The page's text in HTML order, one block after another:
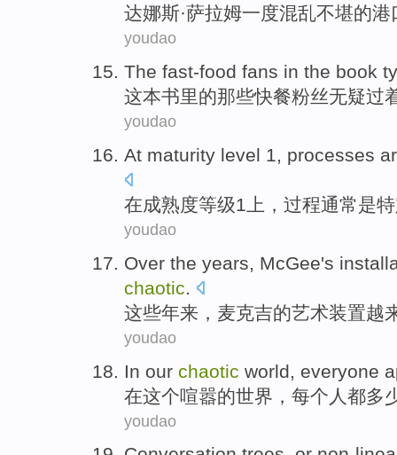
达娜斯·萨拉姆一度混乱不堪的港
youdao
The fast-food fans in the book
这本书里的那些快餐粉丝无疑过
youdao
At maturity level 1, processes
在成熟度等级1 上， 过程通常是
youdao
Over the years, McGee's
chaotic.
这些年来 ， 麦克吉的艺术装置越
youdao
In our chaotic world everyone
在这个喧嚣的世界 ， 每个人都多
youdao